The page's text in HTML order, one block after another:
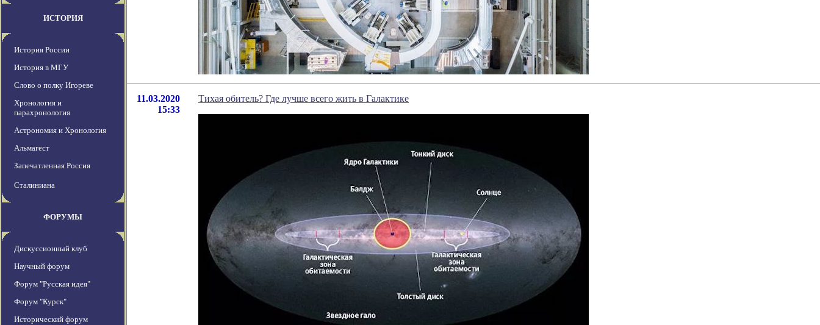
ИСТОРИЯ
История России
История в МГУ
Слово о полку Игореве
Хронология и
парахронология
Астрономия и Хронология
Альмагест
Запечатленная Россия
Сталиниана
ФОРУМЫ
Дискуссионный клуб
Научный форум
Форум "Русская идея"
Форум "Курск"
Исторический форум
11.03.2020
15:33
Тихая обитель? Где лучше всего жить в Галактике